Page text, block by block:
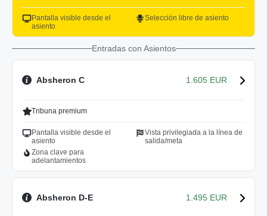
Pantalla visible desde el
asiento
Selección libre de asiento
Entradas con Asientos
Absheron C 1.605 EUR
Tribuna premium
Pantalla visible desde el
asiento
Vista privilegiada a la línea de
salida/meta
Zona clave para
adelantamientos
Absheron D-E 1.495 EUR